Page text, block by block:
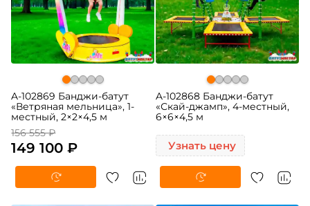
A-102869 Банджи-батут
«Ветряная мельница», 1-
местный, 2×2×4,5 м
156 555 ₽
149 100 ₽
A-102868 Банджи-батут
«Скай-джамп», 4-местный,
6×6×4,5 м
Узнать цену